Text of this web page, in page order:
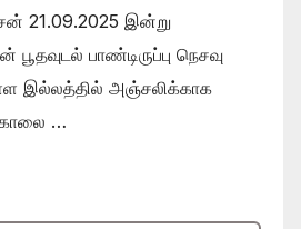
21.09.2025 இன்று
பாண்டிருப்பு நெசவு
இல்லத்தில் அஞ்சலிக்காக
…